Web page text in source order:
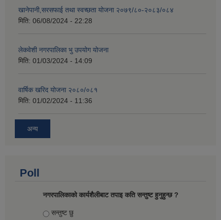
खानेपानी,सरसफाई तथा स्वच्छता योजना २०७९/८०-२०८३/०८४
मिति: 06/08/2024 - 22:28
लेकवेशी नगरपालिका भु उपयोग योजना
मिति: 01/03/2024 - 14:09
वार्षिक खरिद योजना २०८०/०८१
मिति: 01/02/2024 - 11:36
अन्य
Poll
नगरपालिकाको कार्यशैलीबाट तपाइ कति सन्तुष्ट हुनुहुन्छ ?
Choices
सन्तुष्ट छु